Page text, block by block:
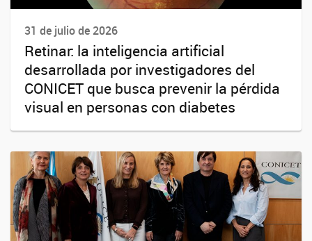
31 de julio de 2026
Retinar: la inteligencia artificial
desarrollada por investigadores del
CONICET que busca prevenir la pérdida
visual en personas con diabetes